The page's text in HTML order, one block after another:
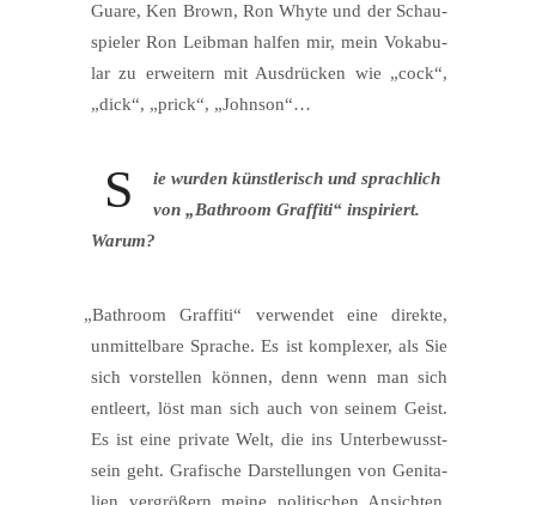
Gua­re, Ken Brown, Ron Whyte und der Schau­
spie­ler Ron Leib­man hal­fen mir, mein Voka­bu­
lar zu erwei­tern mit Aus­drü­cken wie „cock“,
„dick“, „prick“, „John­son“…
S
ie wur­den künst­le­risch und sprach­lich
von „Bath­room Graf­fi­ti“ inspi­riert.
Warum?
„Bath­room Graf­fi­ti“ ver­wen­det eine direk­te,
unmit­tel­ba­re Spra­che. Es ist kom­ple­xer, als Sie
sich vor­stel­len kön­nen, denn wenn man sich
ent­leert, löst man sich auch von sei­nem Geist.
Es ist eine pri­va­te Welt, die ins Unter­be­wusst­
sein geht. Gra­fi­sche Dar­stel­lun­gen von Geni­ta­